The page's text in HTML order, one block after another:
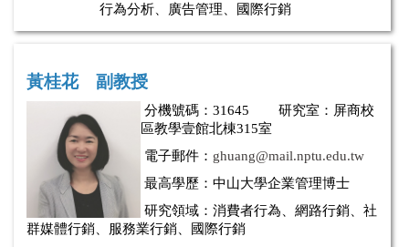
行為分析、廣告管理、國際行銷
黃桂花副教授
分機號碼： 31645 研究室：屏商校
區教學壹館北棟315室
電子郵件 ： ghuang@mail.nptu.edu.tw
最高學歷：中山大學企業管理博士
研究領域：消費者行為、網路行銷、社
群媒體行銷、
服務業行銷、國際行銷